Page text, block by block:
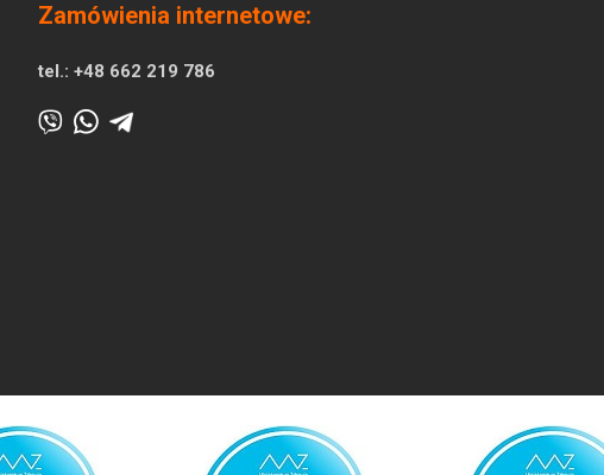
Zamówienia internetowe:
tel.: +48 662 219 786